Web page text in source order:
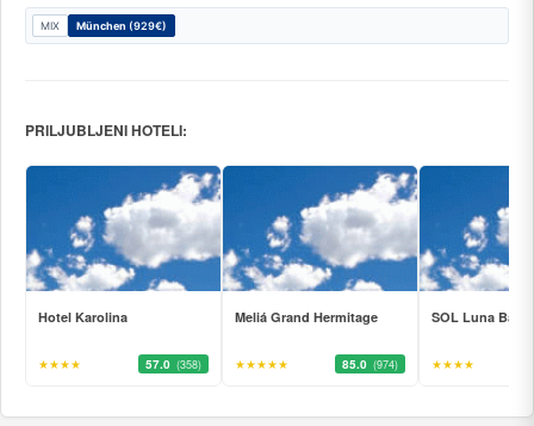
MIX München (929€)
PRILJUBLJENI HOTELI:
Hotel Karolina
★★★★ 57.0 (358)
Meliá Grand Hermitage
★★★★★ 85.0 (974)
SOL Luna Bay
★★★★